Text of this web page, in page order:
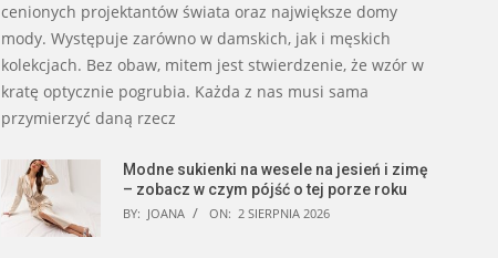
cenionych projektantów świata oraz największe domy
mody. Występuje zarówno w damskich, jak i męskich
kolekcjach. Bez obaw, mitem jest stwierdzenie, że wzór w
kratę optycznie pogrubia. Każda z nas musi sama
przymierzyć daną rzecz
Modne sukienki na wesele na jesień i zimę
– zobacz w czym pójść o tej porze roku
BY: JOANA ON: 2 SIERPNIA 2026